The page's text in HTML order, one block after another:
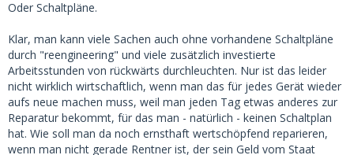
Oder Schaltpläne.
Klar, man kann viele Sachen auch ohne vorhandene Schaltpläne
durch "reengineering" und viele zusätzlich investierte
Arbeitsstunden von rückwärts durchleuchten. Nur ist das leider
nicht wirklich wirtschaftlich, wenn man das für jedes Gerät wieder
aufs neue machen muss, weil man jeden Tag etwas anderes zur
Reparatur bekommt, für das man - natürlich - keinen Schaltplan
hat. Wie soll man da noch ernsthaft wertschöpfend reparieren,
wenn man nicht gerade Rentner ist, der sein Geld vom Staat